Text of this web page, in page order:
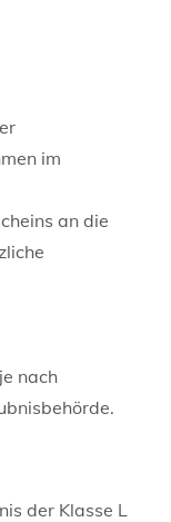
im
an die
nach
der Klasse L